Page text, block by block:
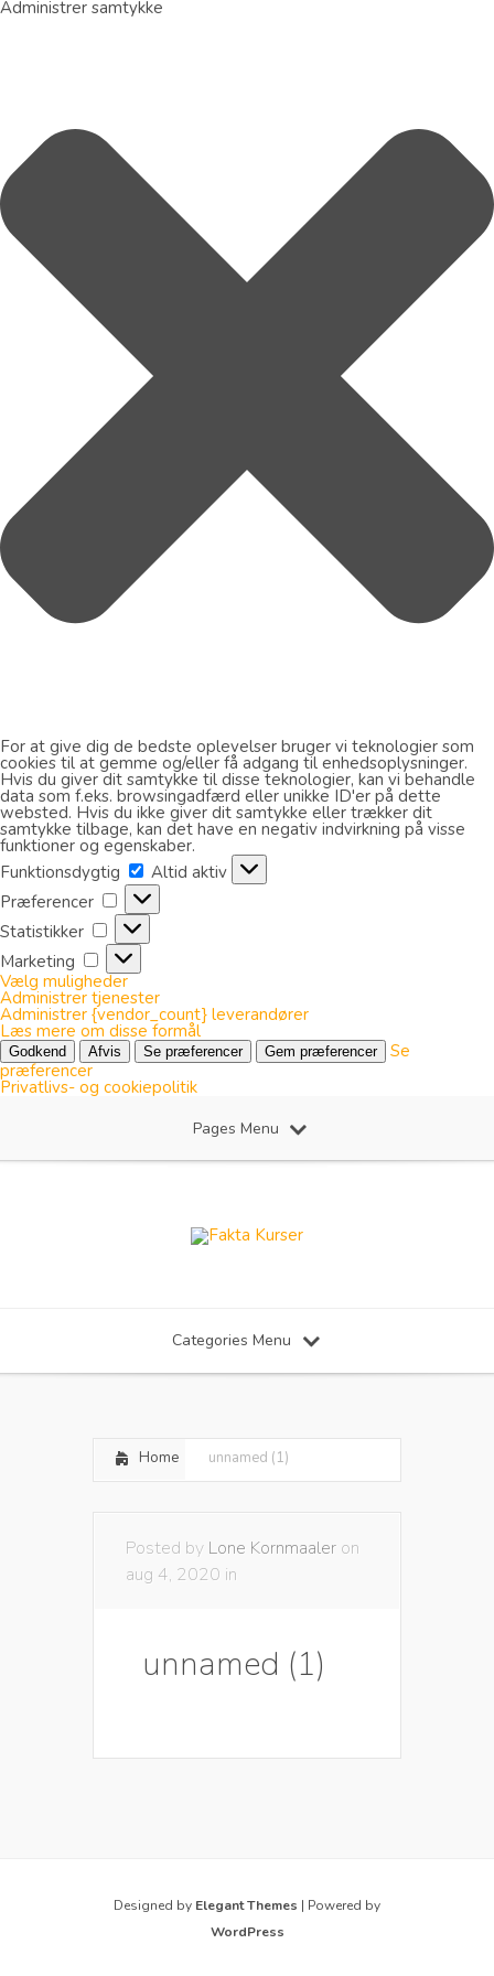
Administrer samtykke
For at give dig de bedste oplevelser bruger vi teknologier som
cookies til at gemme og/eller få adgang til enhedsoplysninger.
Hvis du giver dit samtykke til disse teknologier, kan vi behandle
data som f.eks. browsingadfærd eller unikke ID'er på dette
websted. Hvis du ikke giver dit samtykke eller trækker dit
samtykke tilbage, kan det have en negativ indvirkning på visse
funktioner og egenskaber.
Funktionsdygtig
Funktionsdygtig
Altid aktiv
Præferencer
Præferencer
Statistikker
Statistikker
Marketing
Marketing
Vælg muligheder
Administrer tjenester
Administrer {vendor_count} leverandører
Læs mere om disse formål
Godkend Afvis Se præferencer Gem præferencer
Se
præferencer
Privatlivs- og cookiepolitik
Pages Menu
Categories Menu
Home unnamed (1)
Posted by Lone Kornmaaler on
aug 4, 2020 in
unnamed (1)
Designed by Elegant Themes | Powered by
WordPress